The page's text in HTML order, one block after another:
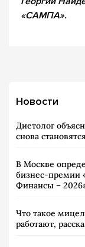
«САМПА».
Новости
Диетолог
снова
В Москве
бизнес-премии
Финансы –
Что такое
работают,